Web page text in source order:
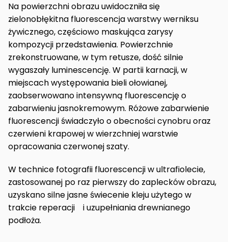
Na powierzchni obrazu uwidoczniła się
zielonobłękitna fluorescencja warstwy werniksu
żywicznego, częściowo maskująca zarysy
kompozycji przedstawienia. Powierzchnie
zrekonstruowane, w tym retusze, dość silnie
wygaszały luminescencję. W partii karnacji, w
miejscach występowania bieli ołowianej,
zaobserwowano intensywną fluorescencję o
zabarwieniu jasnokremowym. Różowe zabarwienie
fluorescencji świadczyło o obecności cynobru oraz
czerwieni krapowej w wierzchniej warstwie
opracowania czerwonej szaty.
W technice fotografii fluorescencji w ultrafiolecie,
zastosowanej po raz pierwszy do zaplecków obrazu,
uzyskano silne jasne świecenie kleju użytego w
trakcie reperacji i uzupełniania drewnianego
podłoża.